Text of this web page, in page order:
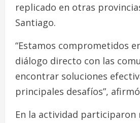
replicado en otras
Santiago.
“Estamos comprometidos
diálogo directo con las
encontrar soluciones
principales desafíos”,
En la actividad participaron